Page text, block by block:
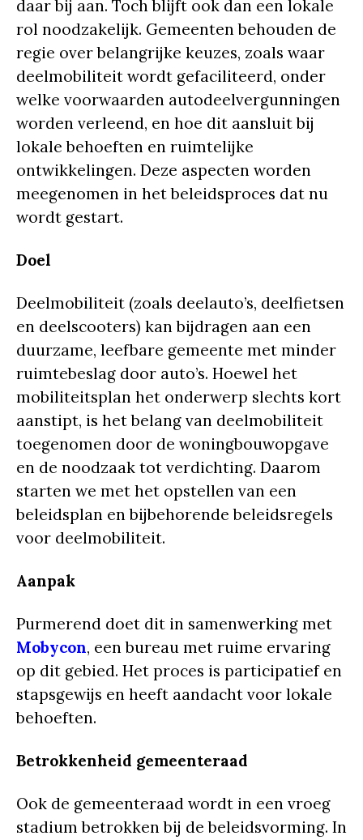
daar bij aan. Toch blijft ook dan een lokale
rol noodzakelijk. Gemeenten behouden de
regie over belangrijke keuzes, zoals waar
deelmobiliteit wordt gefaciliteerd, onder
welke voorwaarden autodeelvergunningen
worden verleend, en hoe dit aansluit bij
lokale behoeften en ruimtelijke
ontwikkelingen. Deze aspecten worden
meegenomen in het beleidsproces dat nu
wordt gestart.
Doel
Deelmobiliteit (zoals deelauto’s, deelfietsen
en deelscooters) kan bijdragen aan een
duurzame, leefbare gemeente met minder
ruimtebeslag door auto’s. Hoewel het
mobiliteitsplan het onderwerp slechts kort
aanstipt, is het belang van deelmobiliteit
toegenomen door de woningbouwopgave
en de noodzaak tot verdichting. Daarom
starten we met het opstellen van een
beleidsplan en bijbehorende beleidsregels
voor deelmobiliteit.
Aanpak
Purmerend doet dit in samenwerking met
Mobycon, een bureau met ruime ervaring
op dit gebied. Het proces is participatief en
stapsgewijs en heeft aandacht voor lokale
behoeften.
Betrokkenheid gemeenteraad
Ook de gemeenteraad wordt in een vroeg
stadium betrokken bij de beleidsvorming. In